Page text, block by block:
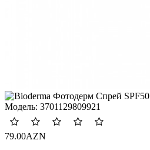
Модель: 3701129809921
79.00AZN